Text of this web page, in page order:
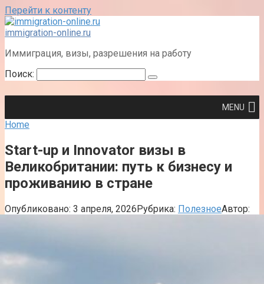
Перейти к контенту
immigration-online.ru
Иммиграция, визы, разрешения на работу
Поиск:
MENU
Home
Start-up и Innovator визы в
Великобритании: путь к бизнесу и
проживанию в стране
Опубликовано: 3 апреля, 2026Рубрика: ПолезноеАвтор: